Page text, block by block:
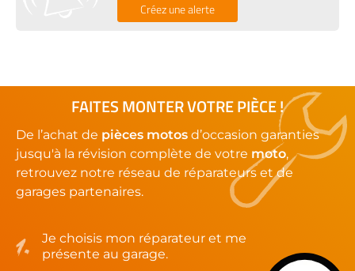
Créez une alerte
FAITES MONTER VOTRE PIÈCE !
De l’achat de pièces motos d’occasion garanties
jusqu'à la révision complète de votre moto,
retrouvez notre réseau de réparateurs et de
garages partenaires.
Je choisis mon réparateur et me
présente au garage.